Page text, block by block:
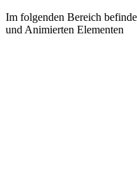
Im folgenden Bereich
und Animierten Elementen